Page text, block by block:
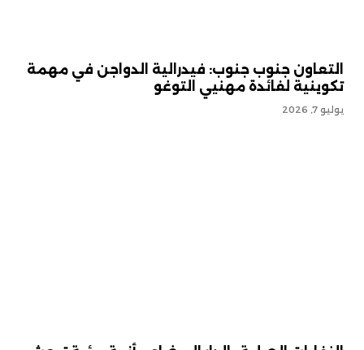
التعاون جنوب جنوب: فيدرالية الدواجن في مهمة
تكوينية لفائدة مهنيي التوغو
يوليو 7, 2026